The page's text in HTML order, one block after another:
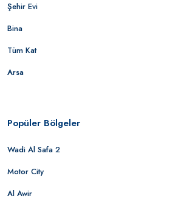
Şehir Evi
Bina
Tüm Kat
Arsa
Popüler Bölgeler
Wadi Al Safa 2
Motor City
Al Awir